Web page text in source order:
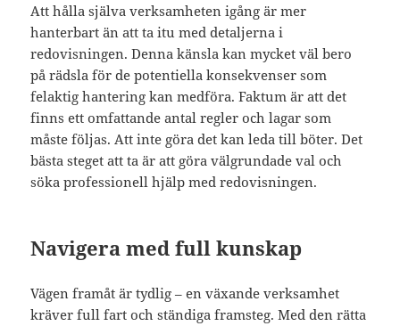
Att hålla själva verksamheten igång är mer
hanterbart än att ta itu med detaljerna i
redovisningen. Denna känsla kan mycket väl bero
på rädsla för de potentiella konsekvenser som
felaktig hantering kan medföra. Faktum är att det
finns ett omfattande antal regler och lagar som
måste följas. Att inte göra det kan leda till böter. Det
bästa steget att ta är att göra välgrundade val och
söka professionell hjälp med redovisningen.
Navigera med full kunskap
Vägen framåt är tydlig – en växande verksamhet
kräver full fart och ständiga framsteg. Med den rätta